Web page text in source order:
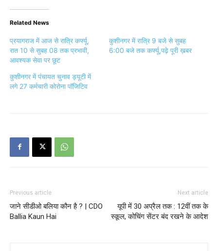
Related News
प्रयागराज में आज से रात्रि कर्फ्यू,
रात 10 से सुबह 08 तक प्रभावी,
आवश्यक सेवा पर छूट
कुशीनगर में रात्रि 9 बजे से सुबह
6:00 बजे तक कर्फ्यू,पढ़े पूरी ख़बर
कुशीनगर में पंचायत चुनाव ड्यूटी में
लगे 27 कर्मचारी कोरोना पॉजिटिव
Previous article
जाने सीडीओ बलिया कौन है ? | CDO
Ballia Kaun Hai
Next article
यूपी में 30 अप्रैल तक : 12वीं तक के
स्कूल, कोचिंग सेंटर बंद रखने के आदेश